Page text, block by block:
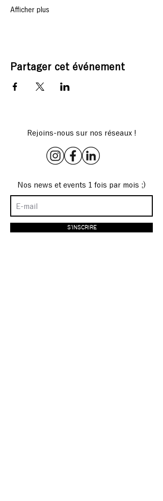
Afficher plus
Partager cet événement
Rejoins-nous sur nos réseaux !
Nos news et events 1 fois par mois ;)
S'INSCRIRE